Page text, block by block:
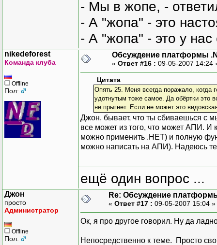
- Мы в жопе, -
- А "жопа" - это
- А "жопа" - это у
nikedeforest
Команда клуба
Offline
Пол:
Обсуждение платформы
« Ответ #16 : 09-05-2007 14:24
Цитата
Опять 25. Меня всегда поражало, когда
удотнутым тоже самое. Да обёртки это
не прыгнет. Если не может это
Джон, бывает, что ты сбиваешься с
все может из того, что может АПИ. И
можно применить .НЕТ) и полную
можно написать на АПИ). Надеюсь
ещё один вопрос ...
Джон
просто
Администратор
Offline
Пол:
Re: Обсуждение
« Ответ #17 : 09-05-2007 15:04 »
Ок, я про другое говорил. Ну да
Непосредственно к теме. Просто